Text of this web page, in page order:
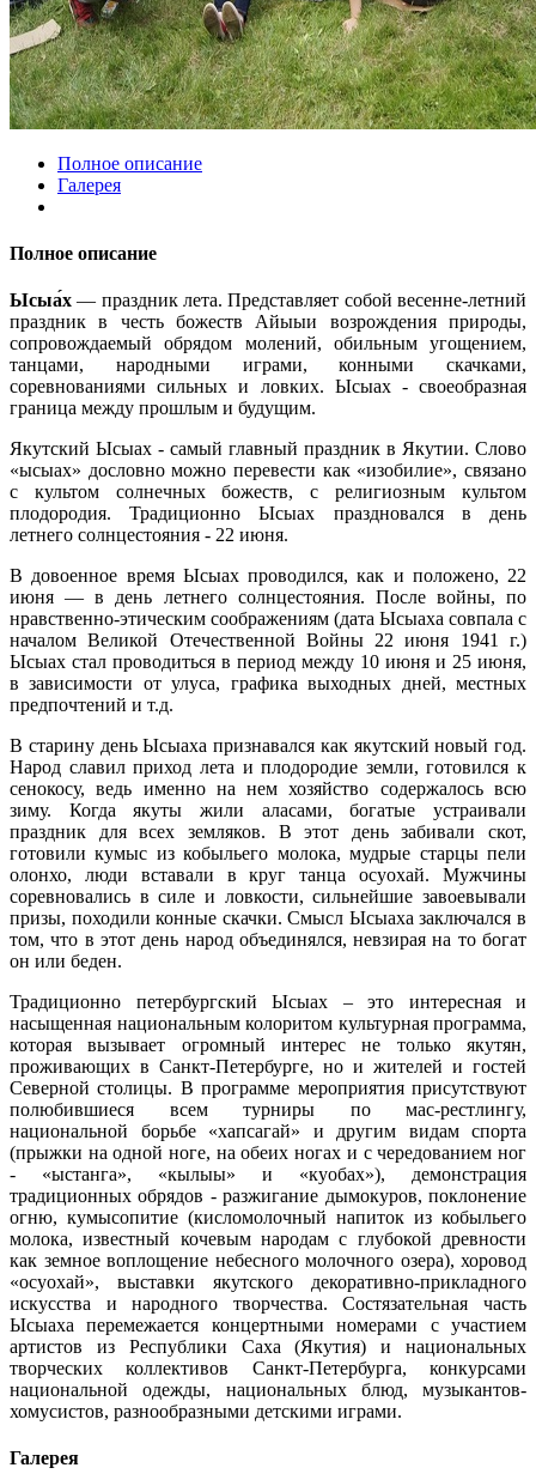
Полное описание
Галерея
Полное описание
Ысыа́х — праздник лета. Представляет собой весенне-летний
праздник в честь божеств Айыыи возрождения природы,
сопровождаемый обрядом молений, обильным угощением,
танцами, народными играми, конными скачками,
соревнованиями сильных и ловких. Ысыах - своеобразная
граница между прошлым и будущим.
Якутский Ысыах - самый главный праздник в Якутии. Слово
«ысыах» дословно можно перевести как «изобилие», связано
с культом солнечных божеств, с религиозным культом
плодородия. Традиционно Ысыах праздновался в день
летнего солнцестояния - 22 июня.
В довоенное время Ысыах проводился, как и положено, 22
июня — в день летнего солнцестояния. После войны, по
нравственно-этическим соображениям (дата Ысыаха совпала с
началом Великой Отечественной Войны 22 июня 1941 г.)
Ысыах стал проводиться в период между 10 июня и 25 июня,
в зависимости от улуса, графика выходных дней, местных
предпочтений и т.д.
В старину день Ысыаха признавался как якутский новый год.
Народ славил приход лета и плодородие земли, готовился к
сенокосу, ведь именно на нем хозяйство содержалось всю
зиму. Когда якуты жили аласами, богатые устраивали
праздник для всех земляков. В этот день забивали скот,
готовили кумыс из кобыльего молока, мудрые старцы пели
олонхо, люди вставали в круг танца осуохай. Мужчины
соревновались в силе и ловкости, сильнейшие завоевывали
призы, походили конные скачки. Смысл Ысыаха заключался в
том, что в этот день народ объединялся, невзирая на то богат
он или беден.
Традиционно петербургский Ысыах – это интересная и
насыщенная национальным колоритом культурная программа,
которая вызывает огромный интерес не только якутян,
проживающих в Санкт-Петербурге, но и жителей и гостей
Северной столицы. В программе мероприятия присутствуют
полюбившиеся всем турниры по мас-рестлингу,
национальной борьбе «хапсагай» и другим видам спорта
(прыжки на одной ноге, на обеих ногах и с чередованием ног
- «ыстанга», «кылыы» и «куобах»), демонстрация
традиционных обрядов - разжигание дымокуров, поклонение
огню, кумысопитие (кисломолочный напиток из кобыльего
молока, известный кочевым народам с глубокой древности
как земное воплощение небесного молочного озера), хоровод
«осуохай», выставки якутского декоративно-прикладного
искусства и народного творчества. Состязательная часть
Ысыаха перемежается концертными номерами с участием
артистов из Республики Саха (Якутия) и национальных
творческих коллективов Санкт-Петербурга, конкурсами
национальной одежды, национальных блюд, музыкантов-
хомусистов, разнообразными детскими играми.
Галерея